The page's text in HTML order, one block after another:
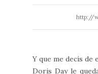
http://
Y que me decís de
Doris Day le